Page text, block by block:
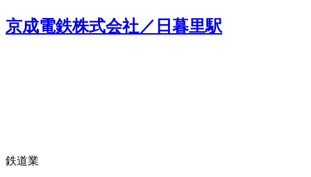
京成電鉄株式会社／日暮里駅
鉄道業